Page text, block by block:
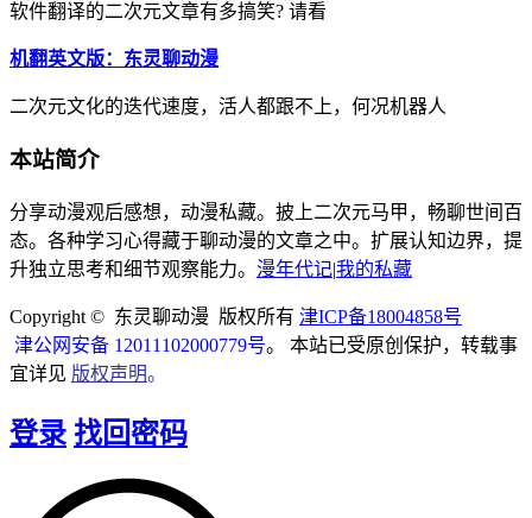
软件翻译的二次元文章有多搞笑? 请看
机翻英文版：东灵聊动漫
二次元文化的迭代速度，活人都跟不上，何况机器人
本站简介
分享动漫观后感想，动漫私藏。披上二次元马甲，畅聊世间百
态。各种学习心得藏于聊动漫的文章之中。扩展认知边界，提
升独立思考和细节观察能力。 漫年代记|我的私藏
Copyright © 东灵聊动漫 版权所有 津ICP备18004858号
津公网安备 12011102000779号。 本站已受原创保护，转载事
宜详见 版权声明。
登录 找回密码